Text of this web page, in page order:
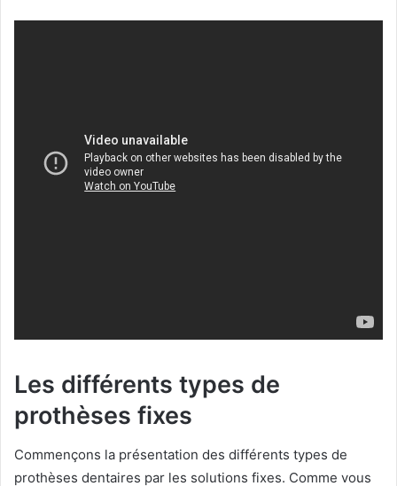
Les différents types de
prothèses fixes
Commençons la présentation des différents types de
prothèses dentaires par les solutions fixes. Comme vous